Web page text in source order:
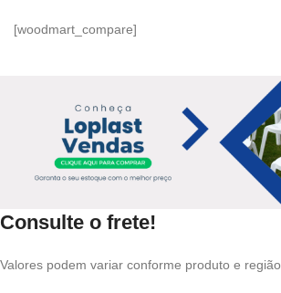
[woodmart_compare]
Consulte o frete!
Valores podem variar conforme produto e região